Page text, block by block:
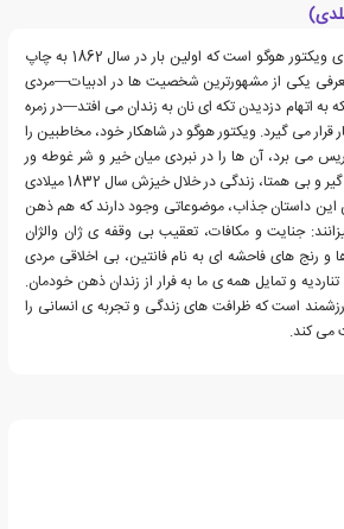
کتاب بینوایان، رمانی نوشته ی ویکتور هوگو است که اولین بار در سال 1862 به چاپ
یکی از مشهورترین شخصیت ها در ادبیات—مردی
به اتهام دزدیدن تکه ای نان به زندان می افتد—در زمره
قرار می گیرد. ویکتور هوگو در شاهکار خود، مخاطبین را
می برد، آن ها را در نبردی میان خیر و شر غوطه ور
می سازد و با رئالیسمی نفس گیر و بی همتا، زندگی در خلال خیزش سال 1832 میلادی
این داستان جذاب، موضوعاتی وجود دارند که هم ذهن
جنایت و مکافات، تعقیب بی وقفه ی ژان والژان
و رنج های فاحشه ای به نام فانتین، بی اخلاقی مردی
و تمایل همه ی ما به فرار از زندان ذهن خودمان.
ارزشمند است که ظرافت های زندگی و تجربه ی انسانی را
می کند.